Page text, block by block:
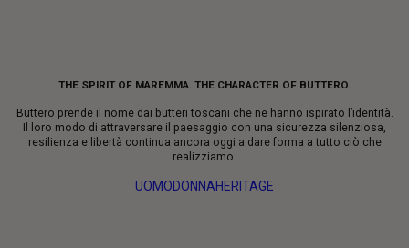
THE SPIRIT OF MAREMMA. THE CHARACTER OF BUTTERO.
Buttero prende il nome dai butteri toscani che ne hanno ispirato l’identità.
Il loro modo di attraversare il paesaggio con una sicurezza silenziosa,
resilienza e libertà continua ancora oggi a dare forma a tutto ciò che
realizziamo.
UOMODONNAHERITAGE